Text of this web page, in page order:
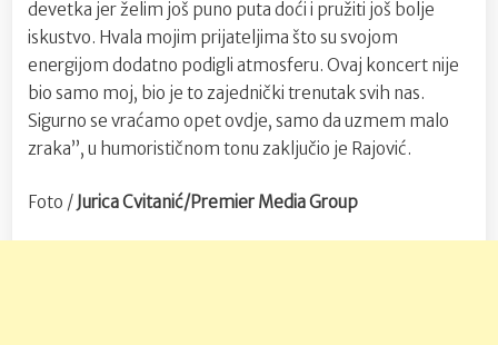
devetka jer želim još puno puta doći i pružiti još bolje
iskustvo. Hvala mojim prijateljima što su svojom
energijom dodatno podigli atmosferu. Ovaj koncert nije
bio samo moj, bio je to zajednički trenutak svih nas.
Sigurno se vraćamo opet ovdje, samo da uzmem malo
zraka”, u humorističnom tonu zaključio je Rajović.
Foto / Jurica Cvitanić/Premier Media Group